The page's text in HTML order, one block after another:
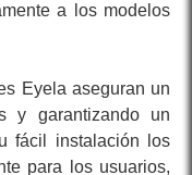
a los modelos
Eyela aseguran un
y garantizando un
fácil instalación los
para los usuarios,